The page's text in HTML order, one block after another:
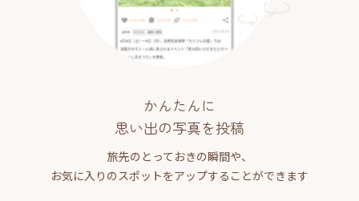
かんたんに
思い出の写真を投稿
旅先のとっておきの瞬間や、
お気に入りのスポットをアップすることができます